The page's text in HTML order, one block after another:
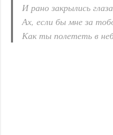
И рано закрылись глаза
Ах, если бы мне за
Как ты полететь в